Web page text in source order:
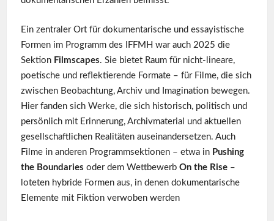
Ein zentraler Ort für dokumentarische und essayistische
Formen im Programm des IFFMH war auch 2025 die
Sektion Filmscapes. Sie bietet Raum für nicht-lineare,
poetische und reflektierende Formate – für Filme, die sich
zwischen Beobachtung, Archiv und Imagination bewegen.
Hier fanden sich Werke, die sich historisch, politisch und
persönlich mit Erinnerung, Archivmaterial und aktuellen
gesellschaftlichen Realitäten auseinandersetzen. Auch
Filme in anderen Programmsektionen – etwa in Pushing
the Boundaries oder dem Wettbewerb On the Rise–
loteten hybride Formen aus, in denen dokumentarische
Elemente mit Fiktion verwoben werden